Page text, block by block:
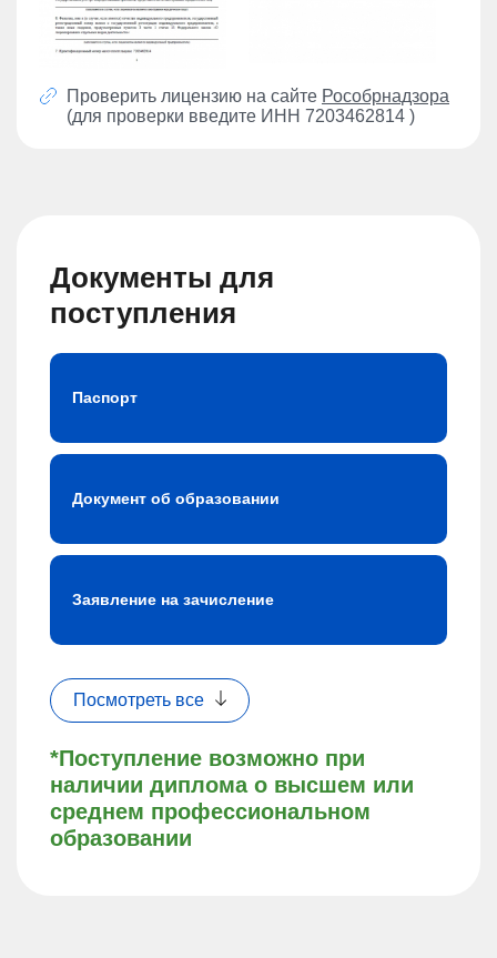
Проверить лицензию на сайте Рособрнадзора
(для проверки введите ИНН 7203462814 )
Документы для
поступления
*Поступление возможно при
наличии диплома о высшем или
среднем профессиональном
образовании
Паспорт
Документ об образовании
Заявление на зачисление
Посмотреть все